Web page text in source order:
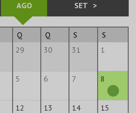
AGO SET >
Q Q S
S
29 30 31 1
5 6 7 8
12 13 14 15